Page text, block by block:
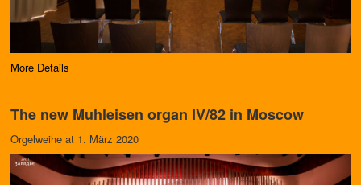
More Details
The new Muhleisen organ IV/82 in Moscow
Orgelweihe at 1. März 2020